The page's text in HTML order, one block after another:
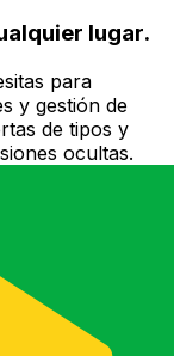
lugar.
para
y gestión de
de tipos y
ocultas.